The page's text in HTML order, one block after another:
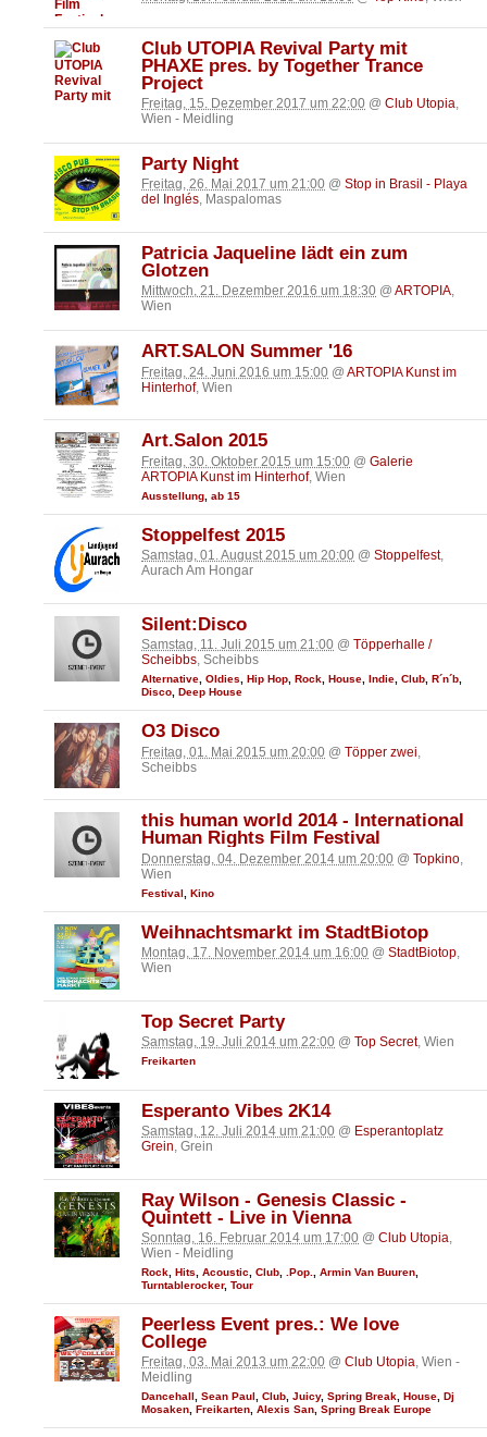
Club UTOPIA Revival Party mit
PHAXE pres. by Together Trance
Project
Freitag, 15. Dezember 2017 um 22:00 @ Club Utopia,
Wien - Meidling
Party Night
Freitag, 26. Mai 2017 um 21:00 @ Stop in Brasil - Playa
del Inglés, Maspalomas
Patricia Jaqueline lädt ein zum
Glotzen
Mittwoch, 21. Dezember 2016 um 18:30 @ ARTOPIA,
Wien
ART.SALON Summer '16
Freitag, 24. Juni 2016 um 15:00 @ ARTOPIA Kunst im
Hinterhof, Wien
Art.Salon 2015
Freitag, 30. Oktober 2015 um 15:00 @ Galerie
ARTOPIA Kunst im Hinterhof, Wien
Ausstellung ab 15
Stoppelfest 2015
Samstag, 01. August 2015 um 20:00 @ Stoppelfest,
Aurach Am Hongar
Silent:Disco
Samstag, 11. Juli 2015 um 21:00 @ Töpperhalle /
Scheibbs, Scheibbs
Alternative Oldies Hip Hop Rock House Indie Club R´n´b
Disco Deep House
Ö3 Disco
Freitag, 01. Mai 2015 um 20:00 @ Töpper zwei
Scheibbs
this human world 2014 - International
Human Rights Film Festival
Donnerstag, 04. Dezember 2014 um 20:00 @ Topkino
Wien
Festival Kino
Weihnachtsmarkt im StadtBiotop
Montag, 17. November 2014 um 16:00 @ StadtBiotop,
Wien
Top Secret Party
Samstag, 19. Juli 2014 um 22:00 @ Top Secret, Wien
Freikarten
Esperanto Vibes 2K14
Samstag, 12. Juli 2014 um 21:00 @ Esperantoplatz
Grein, Grein
Ray Wilson - Genesis Classic -
Quintett - Live in Vienna
Sonntag, 16. Februar 2014 um 17:00 @ Club Utopia,
Wien - Meidling
Rock Hits Acoustic Club .Pop. Armin Van Buuren
Turntablerocker, Tour
Peerless Event pres.: We love
College
Freitag, 03. Mai 2013 um 22:00 @ Club Utopia, Wien -
Meidling
Dancehall, Sean Paul, Club, Juicy, Spring Break, House, Dj
Mosaken, Freikarten, Alexis San, Spring Break Europe